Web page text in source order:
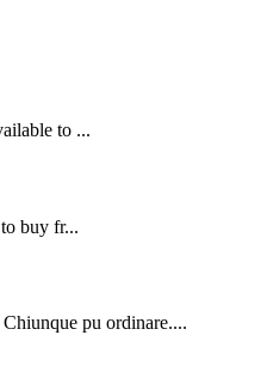
to ...
buy fr...
pu ordinare....